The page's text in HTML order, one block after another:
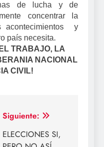
de lucha y de
concentrar la
acontecimientos y
país necesita.
TRABAJO, LA
NACIONAL
CIVIL!
Siguiente:
ELECCIONES SI,